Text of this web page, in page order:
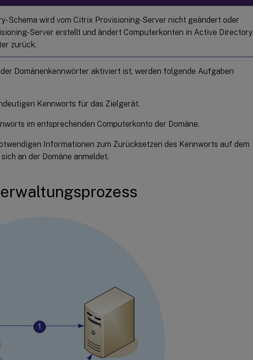
Schema wird vom Citrix Provisioning-Server nicht geändert oder
Server erstellt und ändert Computerkonten in Active Directory
zurück.
Domänenkennwörter aktiviert ist, werden folgende Aufgaben
Kennworts für das Zielgerät.
im entsprechenden Computerkonto der Domäne.
Informationen zum Zurücksetzen des Kennworts auf dem
an der Domäne anmeldet.